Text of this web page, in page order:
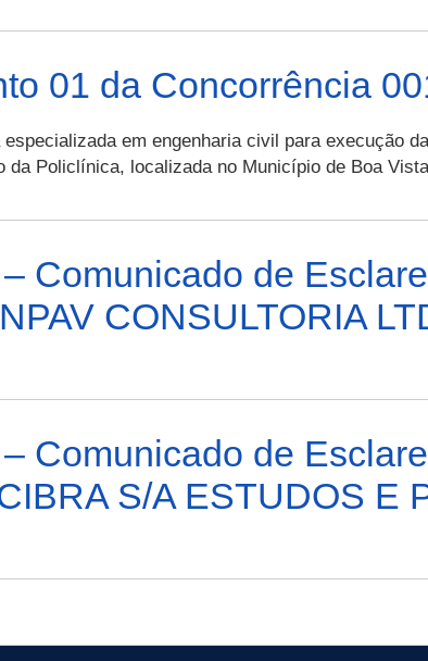
01 da Concorrência
em engenharia civil para execução
da Policlínica, localizada no Município de Boa
Comunicado de
CONSULTORIA
Comunicado de
S/A ESTUDOS E